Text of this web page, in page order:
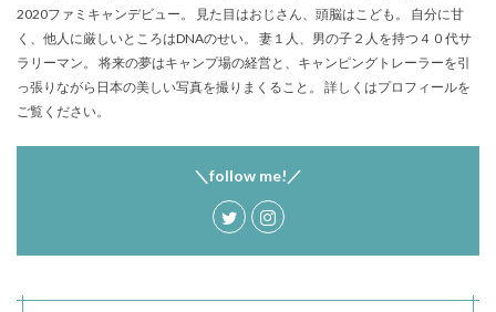
2020ファミキャンデビュー。 見た目はおじさん、頭脳はこども。 自分に甘
く、他人に厳しいところはDNAのせい。 妻１人、男の子２人を持つ４０代サ
ラリーマン。 将来の夢はキャンプ場の経営と、キャンピングトレーラーを引
っ張りながら日本の美しい写真を撮りまくること。 詳しくはプロフィールを
ご覧ください。
＼follow me!／